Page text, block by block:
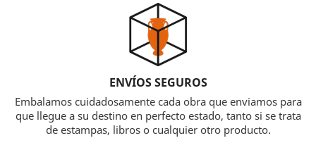
ENVÍOS SEGUROS
Embalamos cuidadosamente cada obra que enviamos para
que llegue a su destino en perfecto estado, tanto si se trata
de estampas, libros o cualquier otro producto.